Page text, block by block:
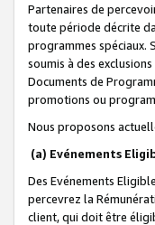
Partenaires de
toute période décrite
programmes spéciaux.
soumis à des
Documents de
promotions ou
Nous proposons
(a) Evénements
Des Evénements
percevrez la
client, qui doit être